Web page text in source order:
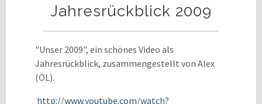
Jahresrückblick 2009
"Unser 2009", ein schönes Video als
Jahresrückblick, zusammengestellt von Alex
(OL).
http://www.youtube.com/watch?